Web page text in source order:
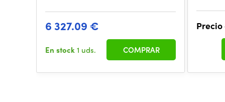
6 327.09 €
En stock1 uds. COMPRAR